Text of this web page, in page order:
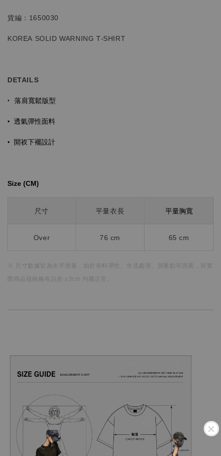
貨編：1650030
KOREA SOLID WARNING T-SHIRT
DETAILS
• 落肩寬鬆版型
• 透氣彈性面料
• 開衩下襬設計
Size (CM)⁡⁡
尺寸 平量衣長 平量胸寬
Over 76 cm 65 cm
※ 尺寸數據皆為水平測量， 由於布料彈性、水洗處理、測量點等因素，
際商品規格略有誤差 ±3cm 均屬正常。